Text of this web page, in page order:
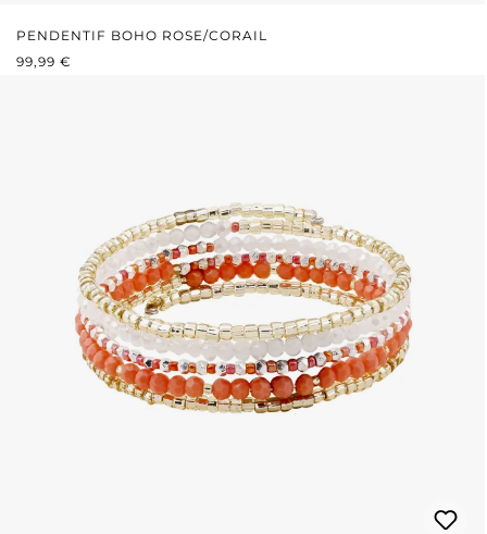
PENDENTIF BOHO ROSE/CORAIL
PRIX RÉGULIER :
99,99 €